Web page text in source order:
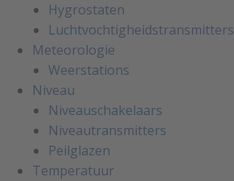
Hygrostaten
Luchtvochtigheidstransmitters
Meteorologie
Weerstations
Niveau
Niveauschakelaars
Niveautransmitters
Peilglazen
Temperatuur